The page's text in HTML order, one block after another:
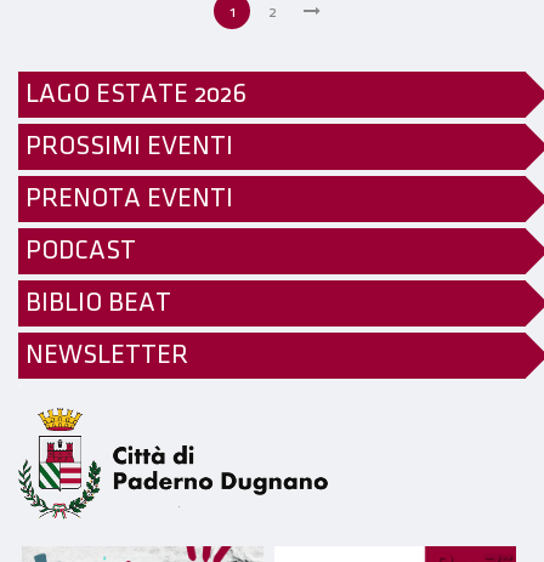
1 2
LAGO ESTATE 2026
PROSSIMI EVENTI
PRENOTA EVENTI
PODCAST
BIBLIO BEAT
NEWSLETTER